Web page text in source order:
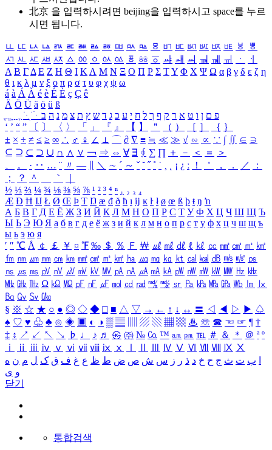
北京 을 입력하시려면 beijing을 입력하시고 space를 누르
시면 됩니다.
ㅥ ㅦ ㅧ ㅨ ㅩ ㅪ ㅫ ㅬ ㅭ ㅮ ㅯ ㅰ ㅱ ㅲ ㅳ ㅴ ㅵ ㅶ ㅷ ㅸ
ㅹ
ㅺ ㅻ ㅼ ㅽ ㅾ ㅿ ㆀ ㆁ ㆂ ㆃ ㆄ ㆅ ㆆ ㆇ ㆈ ㆉ ㆊ ㆋ ㆌ ㆍ
ㆎ
Α Β ΓΔ Ε Ζ Η Θ Ι ΚΛ Μ Ν Ξ Ο Π Ρ Σ ΤΥ Φ Χ Ψ Ω α β γ δ ε ζ η
θ ι κ λ μ ν ξ ο π ρ σ τ υ φ χ ψ ω
á à Á À é è É È ç Ç ê
Ä Ö Ü ä ö ü ß
ִֶֹ ֻּ ׁׂ פ ם ן ו ט א ר ק ף ך ל ח י ע כ ג ד ש ץ ת צ מ נ ה ב
‘ ’ “ ” 〔 〕 〈 〉 「 」 『 』 【 】 ＂ （ ） ［ ］ ｛ ｝
± × ÷ ≠ ≤ ≥ ∞ ∴ ♂ ♀ ∠ ⊥ ⌒ ∂ ∇ ≡ ≒ ≪ ≫ √ ∽ ∝ ∵ ∫ ∬ ∈ ∋
⊆ ⊇ ⊂ ⊃ ∪ ∩ ∧ ∨ ￢ ⇒ ⇔ ∀ ∃ ∮ ∑ ∏ ＋ － ＜ ＝
＞
、
。 · ‥ … ¨ 〃 ― ＼ ∼ ´ ～ ˇ ˘ ˝ ˚ ˙ ¸ ¡ ¿ ː ！ ＇ ， ． ／
：
；
？ ＾ ｀
½ ⅓ ⅔ ¼ ¾ ⅛ ⅜ ⅝ ⅞ ¹ ² ³ ⁴ ⁿ ₁ ₂ ₃ ₄
Æ Ð Ħ Ĳ Ł Ø Œ Þ Ŧ Ŋ æ đ ð ħ ı ĳ ĸ ŀ ł ø œ ß þ ŧ ŋ ŉ
А Б В Г Д Е Ё Ж З И Й К Л М Н О П Р С Т У Ф Х Ц Ч Ш Щ Ъ
Ы Ь Э Ю Я а б в г д е ё ж з и й к л м н о п р с т у ф х ц ч ш щ ъ
ы ь э ю я
′ ″ ℃ Å ￠ ￡ ￥ ¤ ℉ ‰ ＄ ％ Ｆ ￦ ㎕ ㎖ ㎗ ℓ ㎘ ㏄ ㎣ ㎤ ㎥ ㎦
㎙ ㎚ ㎛ ㎜ ㎝ ㎞ ㎟ ㎠ ㎡ ㎢ ㏊ ㎍ ㎎ ㎏ ㏏ ㎈ ㎉ ㏈ ㎧ ㎨ ㎰
㎱ ㎲ ㎳ ㎴ ㎵ ㎶ ㎷ ㎸ ㎹ ㎀ ㎁ ㎂ ㎃ ㎄ ㎺ ㎻ ㎽ ㎾ ㎿ ㎐ ㎑
㎒ ㎓ ㎔ Ω ㏀ ㏁ ㎊ ㎋ ㎌ ㏖ ㏅ ㎭ ㎮ ㎯ ㏛ ㎩ ㎪ ㎫ ㎬ ㏝ ㏐
㏓
㏃ ㏉ ㏜ ㏆
§ ※ ☆ ★ ○ ● ◎ ◇ ◆ □ ■ △ ▽ → ← ↑ ↓ ↔ 〓 ◁ ◀ ▷ ▶ ♤
♠ ♡ ♥ ♧ ♣ ⊙ ◈ ▣ ◐ ◑ ▒ ▤ ▨ ▧ ▦ ▩ ♨ ☏ ☎ ☜ ☞ ¶ †
‡ ↕ ↗ ↙ ↖ ↘ ♭ ♩ ♪ ♬ ㉿ ㈜ № ㏇ ™ ㏂ ㏘ ℡ ＃ ＆ ＊ ＠ ª º
ⅰ
ⅱ ⅲ ⅳ ⅴ ⅵ ⅶ ⅷ ⅸ ⅹ Ⅳ Ⅴ Ⅵ Ⅶ Ⅷ Ⅸ Ⅹ
ب ت ث ج ح خ د ذ ر ز س ش ص ض ط ظ ع غ ف ق ک ل م ن ه
و ی
닫기
통합검색